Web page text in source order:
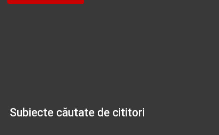
Subiecte căutate de cititori